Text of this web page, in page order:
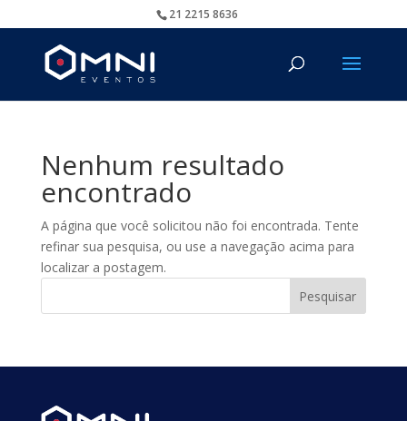
21 2215 8636
Nenhum resultado
encontrado
A página que você solicitou não foi encontrada. Tente
refinar sua pesquisa, ou use a navegação acima para
localizar a postagem.